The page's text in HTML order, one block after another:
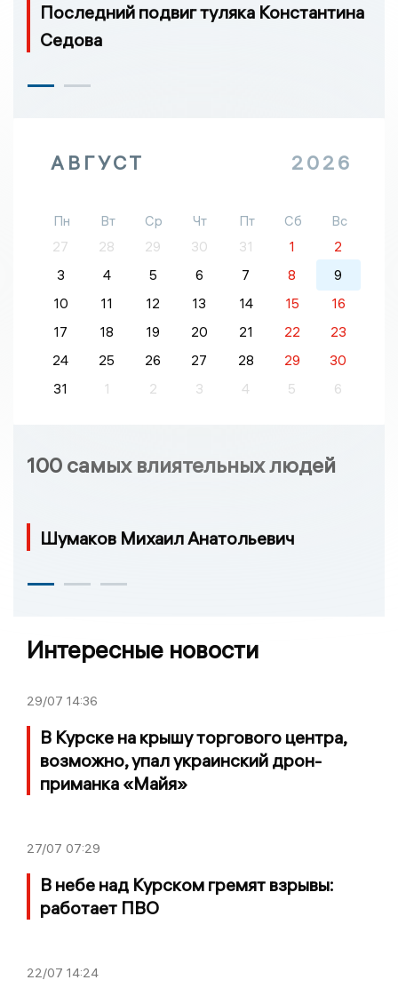
Последний подвиг туляка Константина
Седова
АВГУСТ 2026
Пн Вт Ср Чт Пт Сб
Вс
27
28 29 30 31 1
2
3
4 5 6 7 8
9
10
11 12 13 14 15
16
17
18 19 20 21 22
23
24
25 26 27 28 29
30
31
1 2 3 4 5 6
100 самых влиятельных людей
Шумаков Михаил Анатольевич
Интересные новости
29/07 14:36
В Курске на крышу торгового центра,
возможно, упал украинский дрон-
приманка «Майя»
27/07 07:29
В небе над Курском гремят взрывы:
работает ПВО
22/07 14:24